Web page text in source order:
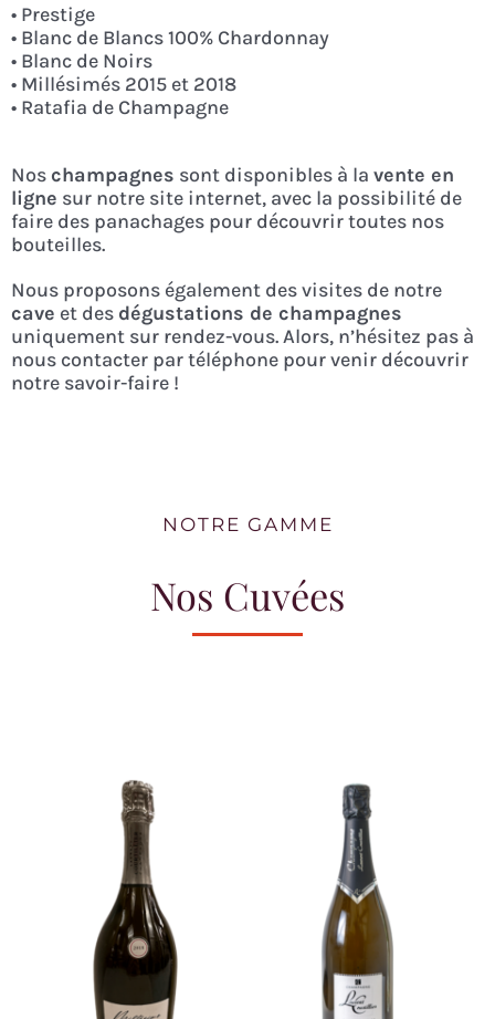
• Prestige
• Blanc de Blancs 100% Chardonnay
• Blanc de Noirs
• Millésimés 2015 et 2018
• Ratafia de Champagne
Noschampagnes sont disponibles à la vente en
ligne sur notre site internet, avec la possibilité de
faire des panachages pour découvrir toutes nos
bouteilles.
Nous proposons également des visites de notre
cave et des dégustations de champagnes
uniquement sur rendez-vous. Alors, n’hésitez pas à
nous contacter par téléphone pour venir découvrir
notre savoir-faire !
NOTRE GAMME
Nos Cuvées